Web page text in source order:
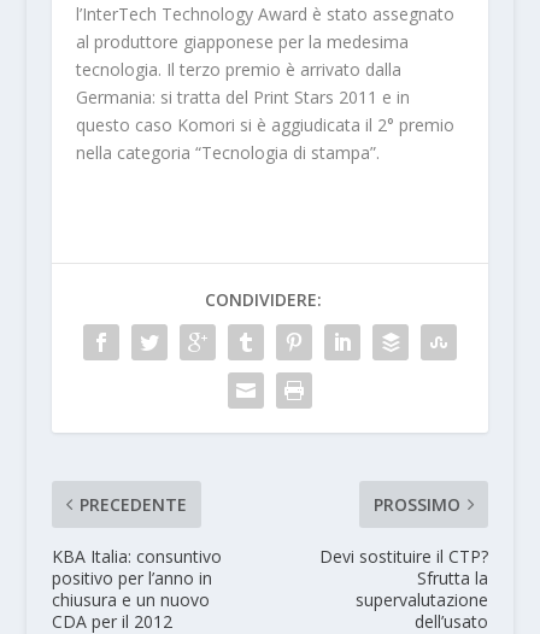
l’InterTech Technology Award è stato assegnato
al produttore giapponese per la medesima
tecnologia. Il terzo premio è arrivato dalla
Germania: si tratta del Print Stars 2011 e in
questo caso Komori si è aggiudicata il 2° premio
nella categoria “Tecnologia di stampa”.
CONDIVIDERE:
PRECEDENTE
KBA Italia: consuntivo
positivo per l’anno in
chiusura e un nuovo
CDA per il 2012
PROSSIMO
Devi sostituire il CTP?
Sfrutta la
supervalutazione
dell’usato